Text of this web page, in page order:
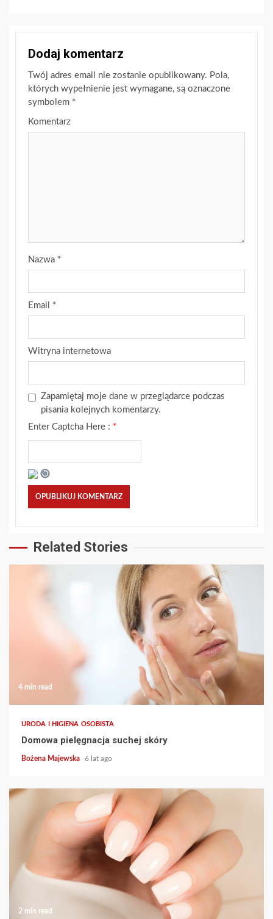
Dodaj komentarz
Twój adres email nie zostanie opublikowany. Pola,
których wypełnienie jest wymagane, są oznaczone
symbolem *
Komentarz
Nazwa *
Email *
Witryna internetowa
Zapamiętaj moje dane w przeglądarce podczas
pisania kolejnych komentarzy.
Enter Captcha Here : *
Related Stories
4 min read
URODA I HIGIENA OSOBISTA
Domowa pielęgnacja suchej skóry
Bożena Majewska 6 lat ago
2 min read